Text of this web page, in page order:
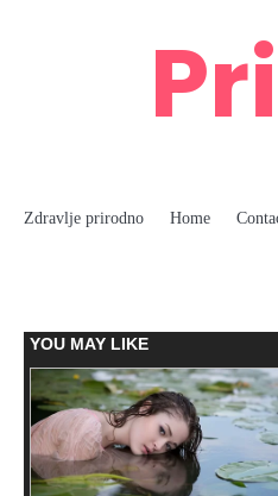
Zdravlje prirodno Home